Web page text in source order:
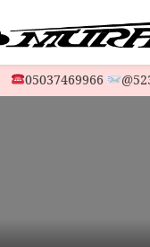
雪機
お支払いに
特定商取引